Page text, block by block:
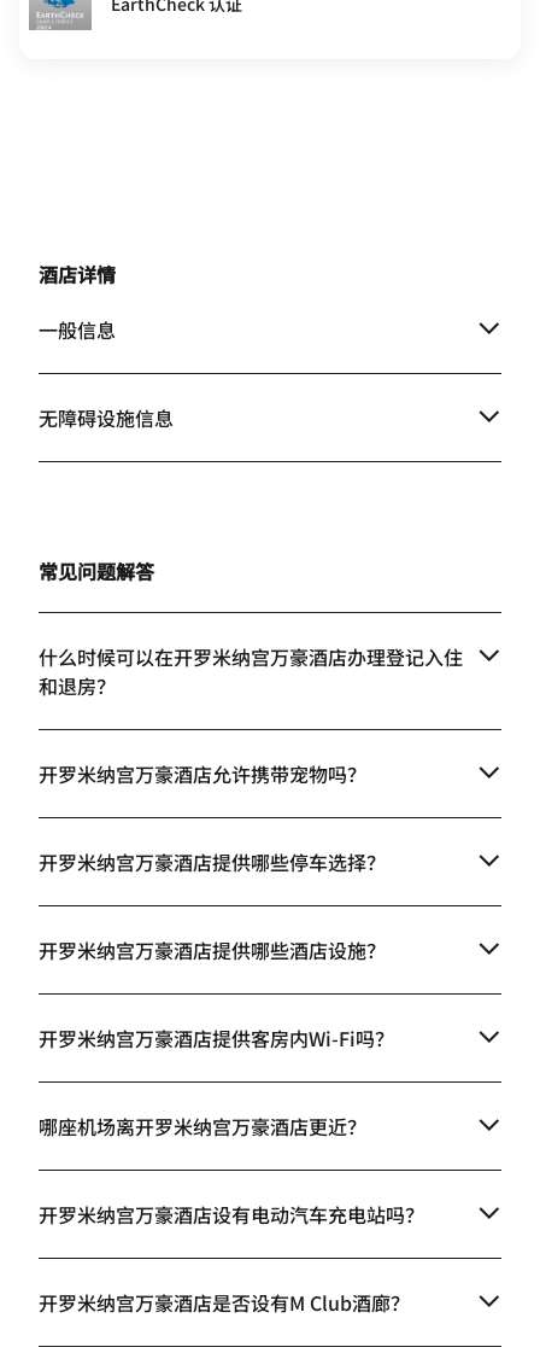
酒店详情
一般信息
无障碍设施信息
常见问题解答
什么时候可以在开罗米纳宫万豪酒店办理登记入住
和退房？
开罗米纳宫万豪酒店允许携带宠物吗？
开罗米纳宫万豪酒店提供哪些停车选择？
开罗米纳宫万豪酒店提供哪些酒店设施？
开罗米纳宫万豪酒店提供客房内Wi-Fi吗？
哪座机场离开罗米纳宫万豪酒店更近？
开罗米纳宫万豪酒店设有电动汽车充电站吗？
开罗米纳宫万豪酒店是否设有M Club酒廊？